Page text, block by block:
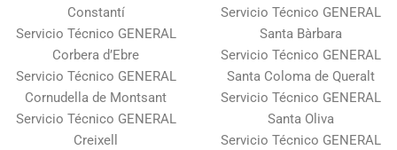
Constantí
Servicio Técnico GENERAL
Corbera d’Ebre
Servicio Técnico GENERAL
Cornudella de Montsant
Servicio Técnico GENERAL
Creixell
Servicio Técnico GENERAL
Santa Bàrbara
Servicio Técnico GENERAL
Santa Coloma de Queralt
Servicio Técnico GENERAL
Santa Oliva
Servicio Técnico GENERAL